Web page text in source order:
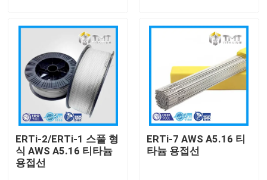
품질 관리
연락처
견적 요청
티타늄 막대
ERTi-2/ERTi-1 스풀 형
식 AWS A5.16 티타늄
용접선
ERTi-7 AWS A5.16 티
타늄 용접선